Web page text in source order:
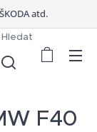
atd.
Hledat
F40